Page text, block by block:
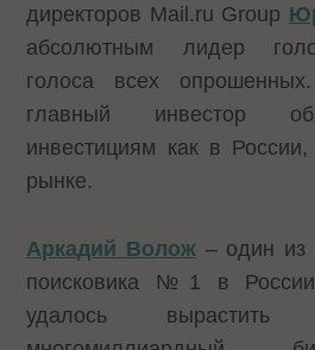
директоров Mail.ru Group
абсолютным лидер
голоса всех
главный инвестор
инвестициям как в
рынке.
Аркадий Волож – один из
поисковика №1 в
удалось